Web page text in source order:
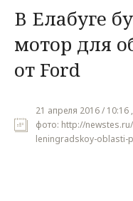
Наука
Культура
Общество
Мнения
В Елабуге
мотор для
от Ford
21 апреля 2016 / 10:16
фото: http://
leningradskoy-oblasti-